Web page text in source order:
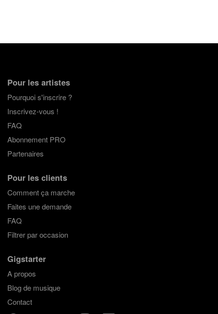
Pour les artistes
Pourquoi s'inscrire ?
Inscrivez-vous !
FAQ
Abonnement PRO
Partenaires
Pour les clients
Comment ça marche
Faites une demande
FAQ
Filtrer par occasion
Gigstarter
A propos
Blog de musique
Contact